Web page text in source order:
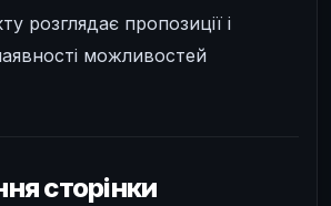
розглядає пропозиції і
можливостей
сторінки